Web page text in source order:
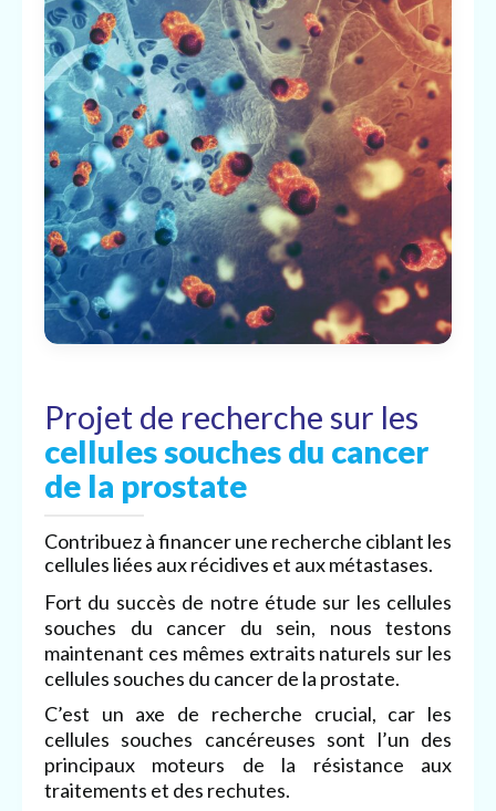
Projet de recherche sur les
cellules souches du cancer
de la prostate
Contribuez à financer une recherche ciblant les
cellules liées aux récidives et aux métastases.
Fort du succès de notre étude sur les cellules
souches du cancer du sein, nous testons
maintenant ces mêmes extraits naturels sur les
cellules souches du cancer de la prostate.
C’est un axe de recherche crucial, car les
cellules souches cancéreuses sont l’un des
principaux moteurs de la résistance aux
traitements et des rechutes.